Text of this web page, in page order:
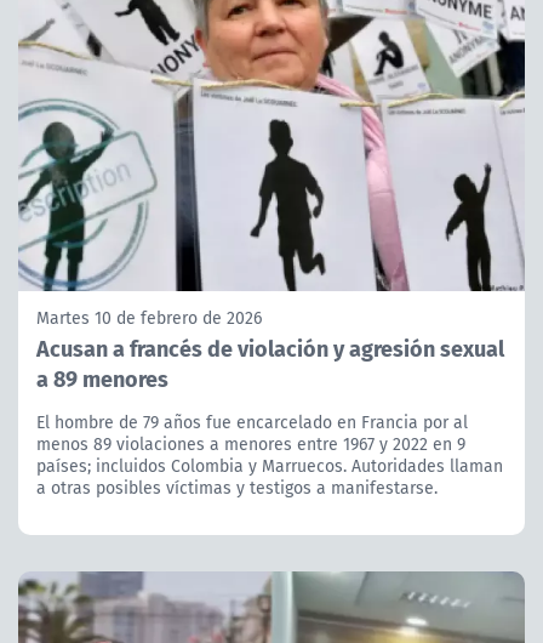
Martes 10 de febrero de 2026
Acusan a francés de violación y agresión sexual
a 89 menores
El hombre de 79 años fue encarcelado en Francia por al
menos 89 violaciones a menores entre 1967 y 2022 en 9
países; incluidos Colombia y Marruecos. Autoridades llaman
a otras posibles víctimas y testigos a manifestarse.